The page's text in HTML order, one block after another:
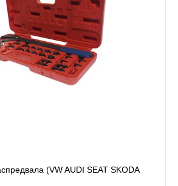
(VW AUDI SEAT SKODA